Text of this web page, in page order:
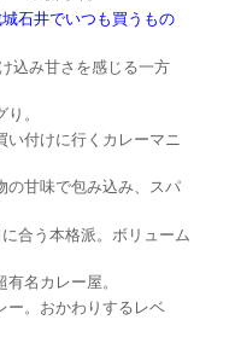
石井でいつも買うもの
み甘さを感じる一方
。
付けに行くカレーマニ
甘味で包み込み、スパ
合う本格派。ボリューム
名カレー屋。
。おかわりするレベ